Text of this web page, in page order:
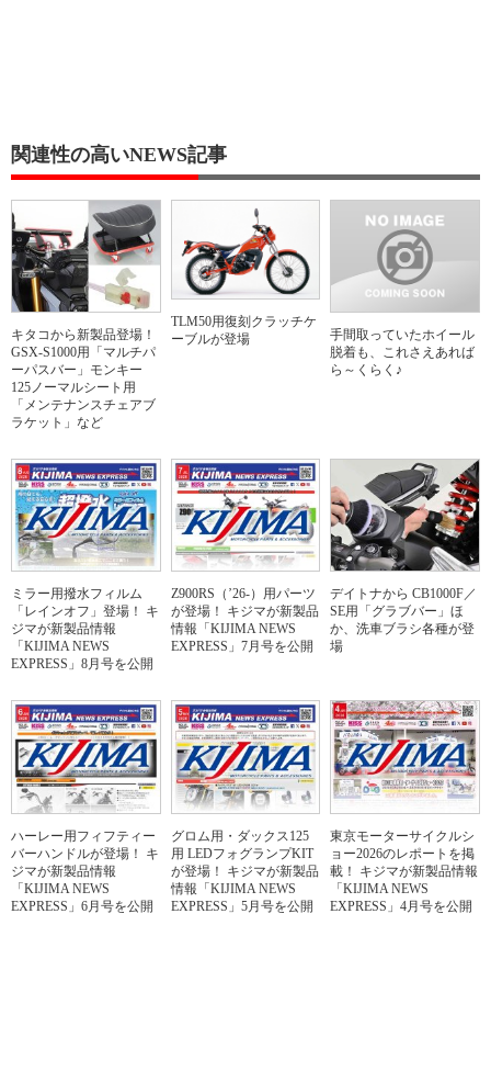
関連性の高いNEWS記事
キタコから新製品登場！
GSX-S1000用「マルチパ
ーパスバー」モンキー
125ノーマルシート用
「メンテナンスチェアブ
ラケット」など
TLM50用復刻クラッチケ
ーブルが登場
手間取っていたホイール
脱着も、これさえあれば
ら～くらく♪
ミラー用撥水フィルム
「レインオフ」登場！ キ
ジマが新製品情報
「KIJIMA NEWS
EXPRESS」8月号を公開
Z900RS（’26-）用パーツ
が登場！ キジマが新製品
情報「KIJIMA NEWS
EXPRESS」7月号を公開
デイトナから CB1000F／
SE用「グラブバー」ほ
か、洗車ブラシ各種が登
場
ハーレー用フィフティー
バーハンドルが登場！ キ
ジマが新製品情報
「KIJIMA NEWS
EXPRESS」6月号を公開
グロム用・ダックス125
用 LEDフォグランプKIT
が登場！ キジマが新製品
情報「KIJIMA NEWS
EXPRESS」5月号を公開
東京モーターサイクルシ
ョー2026のレポートを掲
載！ キジマが新製品情報
「KIJIMA NEWS
EXPRESS」4月号を公開